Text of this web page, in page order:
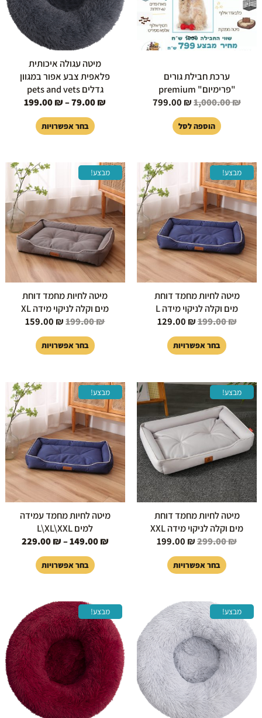
ערכת חבילת גורים
"פרימיום" premium
1,000.00₪
799.00 ₪
הוספה לסל
מיטה עגולה איכותית
פלאפית צבע אפור במגוון
גדלים pets and vets
79.00₪
–
199.00₪
בחר אפשרויות
לבחור
את
האפשרויות
בעמוד
המוצר
מבצע!
מיטה לחיות מחמד דוחת
מים וקלה לניקוי מידה L
199.00₪
המחיר
היה:
199.00 ₪.
129.00 ₪
המחיר
הנוכחי
הוא:
129.00 ₪.
בחר אפשרויות
יש
מספר
סוגים.
ניתן
לבחור
את
האפשרויות
בעמוד
המוצר
מבצע!
מיטה לחיות מחמד דוחת
מים וקלה לניקוי מידה XL
199.00₪
המחיר
היה:
199.00 ₪.
159.00 ₪
המחיר
הנוכחי
הוא:
₪.
בחר אפשרויות
למוצר
מספר
סוגים.
ניתן
לבחור
את
האפשרויות
בעמוד
המוצר
מבצע!
מיטה לחיות מחמד דוחת
מים וקלה לניקוי מידה XXL
299.00₪
המחיר
היה:
299.00 ₪.
199.00 ₪
המחיר
הנוכחי
הוא:
199.00 ₪.
בחר אפשרויות
יש
מספר
סוגים.
ניתן
לבחור
את
האפשרויות
בעמוד
המוצר
מבצע!
מיטה לחיות מחמד עמידה
למים L\XL\XXL
149.00₪
–
229.00₪
טווח
עד
⁦229.00 ₪⁩
בחר אפשרויות
יש
מספר
סוגים.
ניתן
לבחור
את
האפשרויות
בעמוד
המוצר
מבצע!
מחירים:
⁦129.00 ₪⁩
עד
למוצר
זה
יש
מספר
סוגים.
ניתן
לבחור
את
האפשרויות
מבצע!
עד
⁦249.00 ₪⁩
למוצר
זה
יש
מספר
סוגים.
ניתן
לבחור
את
האפשרויות